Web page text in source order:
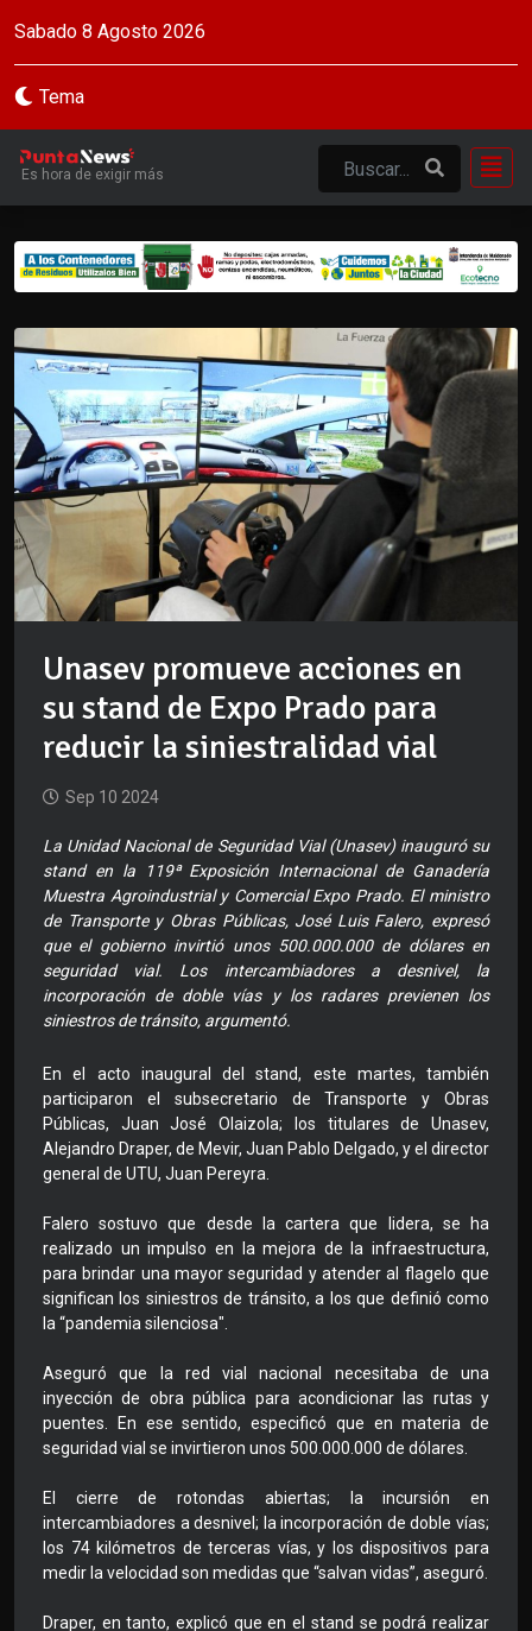
Sabado 8 Agosto 2026
Tema
Es hora de exigir más
Unasev promueve acciones en
su stand de Expo Prado para
reducir la siniestralidad vial
Sep 10 2024
La Unidad Nacional de Seguridad Vial (Unasev) inauguró su
stand en la 119ª Exposición Internacional de Ganadería
Muestra Agroindustrial y Comercial Expo Prado. El ministro
de Transporte y Obras Públicas, José Luis Falero, expresó
que el gobierno invirtió unos 500.000.000 de dólares en
seguridad vial. Los intercambiadores a desnivel, la
incorporación de doble vías y los radares previenen los
siniestros de tránsito, argumentó.
En el acto inaugural del stand, este martes, también
participaron el subsecretario de Transporte y Obras
Públicas, Juan José Olaizola; los titulares de Unasev,
Alejandro Draper, de Mevir, Juan Pablo Delgado, y el director
general de UTU, Juan Pereyra.
Falero sostuvo que desde la cartera que lidera, se ha
realizado un impulso en la mejora de la infraestructura,
para brindar una mayor seguridad y atender al flagelo que
significan los siniestros de tránsito, a los que definió como
la “pandemia silenciosa".
Aseguró que la red vial nacional necesitaba de una
inyección de obra pública para acondicionar las rutas y
puentes. En ese sentido, especificó que en materia de
seguridad vial se invirtieron unos 500.000.000 de dólares.
El cierre de rotondas abiertas; la incursión en
intercambiadores a desnivel; la incorporación de doble vías;
los 74 kilómetros de terceras vías, y los dispositivos para
medir la velocidad son medidas que “salvan vidas”, aseguró.
Draper, en tanto, explicó que en el stand se podrá realizar